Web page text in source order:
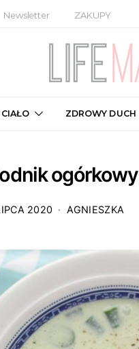
Newsletter ZAKUPY
ZDROWY DUCH
ogórkowy
2020 AGNIESZKA